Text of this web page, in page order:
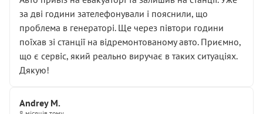
чіткого пояснення
( ну все зняли та доробили) дякую!
Окремий момент, який виглядає абсурдно:
мені заявили, що бачок гальмівної рідини потрібно
міняти разом із головним гальмівним циліндром у
Для людини, яка хоча б трохи розуміється на техніці,
це звучить як мінімум непрофесійно, а як максимум —
за дві години зателефонували і пояснили, що
проблема в генераторі. Ще через півтори години
поїхав зі станції на відремонтованому авто. Приємно,
що є сервіс, який реально виручає в таких ситуаціях.
Дякую!
Andrey M.